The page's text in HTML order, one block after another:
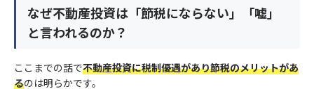
なぜ不動産投資は「節税にならない」「嘘」
と言われるのか？
ここまでの話で不動産投資に税制優遇があり節税のメリットがあ
るのは明らかです。